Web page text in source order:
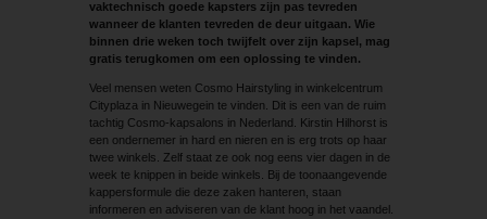
vaktechnisch goede kapsters zijn pas tevreden
wanneer de klanten tevreden de deur uitgaan. Wie
binnen drie weken toch twijfelt over zijn kapsel, mag
gratis terugkomen om een oplossing te vinden.
Veel mensen weten Cosmo Hairstyling in winkelcentrum
Cityplaza in Nieuwegein te vinden. Dit is een van de ruim
tachtig Cosmo-kapsalons in Nederland. Kirstin Hilhorst is
een ondernemer in hard en nieren en is erg trots op haar
twee winkels. Zelf staat ze ook nog eens vier dagen in de
week te knippen in beide winkels. Bij de toonaangevende
kappersformule die deze zaken hanteren, staan
informeren en adviseren van de klant hoog in het vaandel.